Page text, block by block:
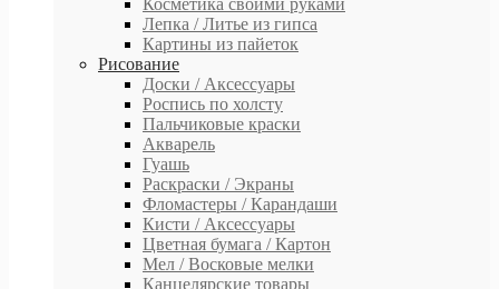
Косметика своими руками
Лепка / Литье из гипса
Картины из пайеток
Рисование
Доски / Аксессуары
Роспись по холсту
Пальчиковые краски
Акварель
Гуашь
Раскраски / Экраны
Фломастеры / Карандаши
Кисти / Аксессуары
Цветная бумага / Картон
Мел / Восковые мелки
Канцелярские товары